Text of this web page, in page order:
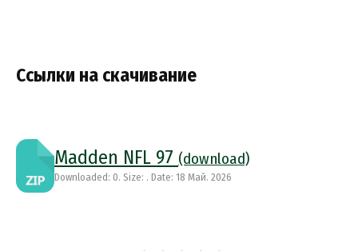
Ссылки на скачивание
Madden NFL 97 (download)
Downloaded: 0. Size: . Date: 18 Май. 2026